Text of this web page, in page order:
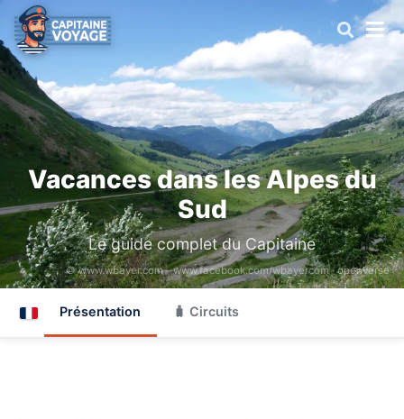
Vacances dans les Alpes du
Sud
Le guide complet du Capitaine
© www.wbayer.com - www.facebook.com/wbayercom ·openverse
Présentation 🧳 Circuits